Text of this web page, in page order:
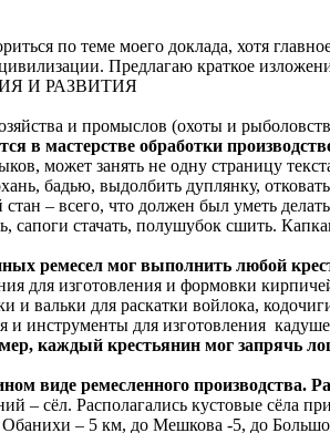
по теме моего доклада, хотя
Предлагаю краткое
И РАЗВИТИЯ
и промыслов (охоты и
в мастерстве обработки
может занять не одну страницу
бадью, выдолбить дуплянку,
– всего, что должен был уметь
стачать, полушубок сшить.
ремесел мог выполнить любой
для изготовления и формовки
и вальки для раскатки войлока,
и инструменты для изготовления
каждый крестьянин мог запрячь
виде ремесленного производства.
– сёл. Располагались кустовые сёла
– 5 км, до Мешкова -5, до